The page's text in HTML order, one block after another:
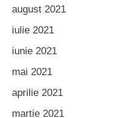
august 2021
iulie 2021
iunie 2021
mai 2021
aprilie 2021
martie 2021